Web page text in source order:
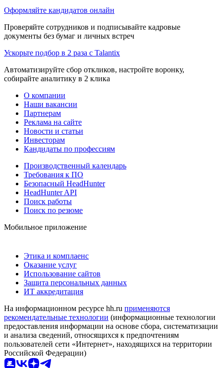
Оформляйте кандидатов онлайн
Проверяйте сотрудников и подписывайте кадровые
документы без бумаг и личных встреч
Ускорьте подбор в 2 раза с Talantix
Автоматизируйте сбор откликов, настройте воронку,
собирайте аналитику в 2 клика
О компании
Наши вакансии
Партнерам
Реклама на сайте
Новости и статьи
Инвесторам
Кандидаты по профессиям
Производственный календарь
Требования к ПО
Безопасный HeadHunter
HeadHunter API
Поиск работы
Поиск по резюме
Мобильное приложение
Этика и комплаенс
Оказание услуг
Использование сайтов
Защита персональных данных
ИТ аккредитация
На информационном ресурсе hh.ru применяются
рекомендательные технологии (информационные технологии
предоставления информации на основе сбора, систематизации
и анализа сведений, относящихся к предпочтениям
пользователей сети «Интернет», находящихся на территории
Российской Федерации)